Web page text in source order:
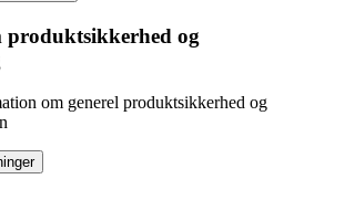
og
om generel produktsikkerhed og